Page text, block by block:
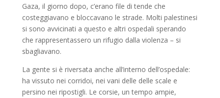
Gaza, il giorno dopo, c’erano file di tende che
costeggiavano e bloccavano le strade. Molti palestinesi
si sono avvicinati a questo e altri ospedali sperando
che rappresentassero un rifugio dalla violenza – si
sbagliavano.
La gente si è riversata anche all’interno dell’ospedale:
ha vissuto nei corridoi, nei vani delle delle scale e
persino nei ripostigli. Le corsie, un tempo ampie,